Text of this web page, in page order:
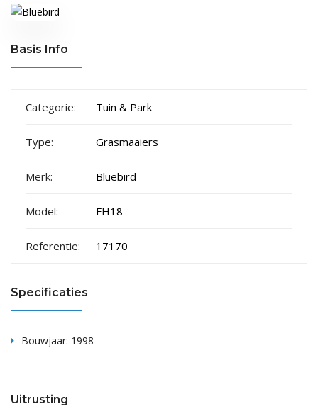
Basis Info
Categorie: Tuin & Park
Type: Grasmaaiers
Merk: Bluebird
Model: FH18
Referentie: 17170
Specificaties
Bouwjaar: 1998
Uitrusting